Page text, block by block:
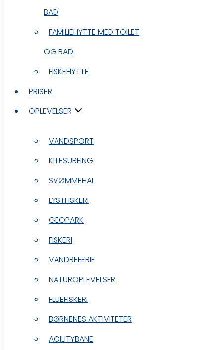
FAMILIEHYTTE MED TOILET
OG BAD
FISKEHYTTE
PRISER
OPLEVELSER
VANDSPORT
KITESURFING
SVØMMEHAL
LYSTFISKERI
GEOPARK
FISKERI
VANDREFERIE
NATUROPLEVELSER
FLUEFISKERI
BØRNENES AKTIVITETER
AGILITYBANE
BAD
FAMILIEHYTTE MED TOILET
OG BAD
FISKEHYTTE
PRISER
OPLEVELSER
VANDSPORT
KITESURFING
SVØMMEHAL
LYSTFISKERI
GEOPARK
FISKERI
VANDREFERIE
NATUROPLEVELSER
FLUEFISKERI
BØRNENES AKTIVITETER
AGILITYBANE